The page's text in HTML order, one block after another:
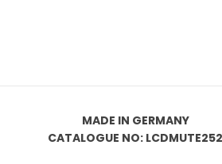
MADE IN GERMANY
CATALOGUE NO: LCDMUTE252